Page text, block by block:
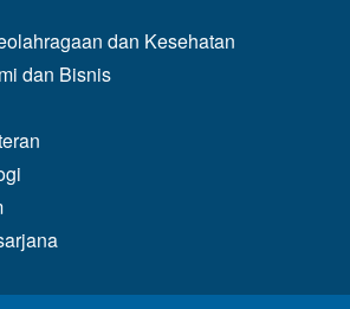
dan Kesehatan
dan Bisnis